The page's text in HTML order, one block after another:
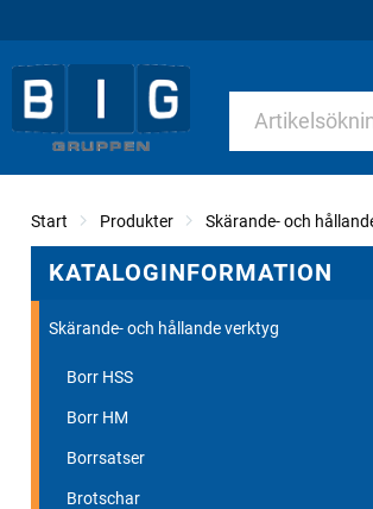
Start Produkter Skärande- och
KATALOGINFORMATION
Skärande- och hållande verktyg
Borr HSS
Borr HM
Borrsatser
Brotschar